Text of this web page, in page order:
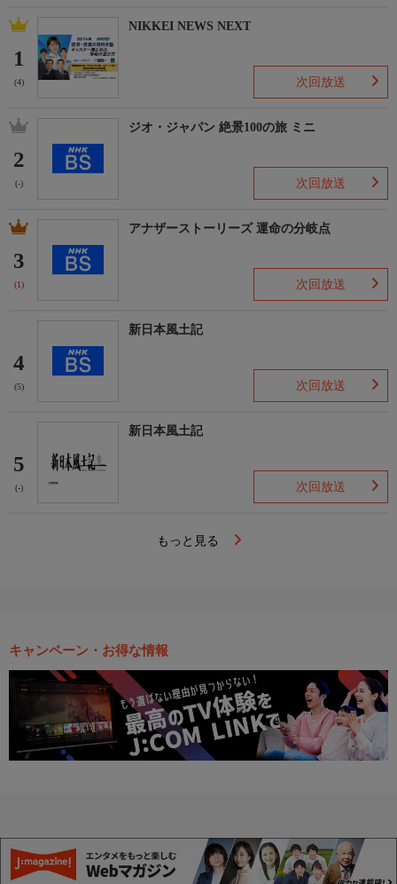
1
(4)
NIKKEI NEWS NEXT
次回放送
2
(-)
ジオ・ジャパン 絶景100の旅 ミニ
次回放送
3
(1)
アナザーストーリーズ 運命の分岐点
次回放送
4
(5)
新日本風土記
次回放送
5
(-)
新日本風土記
次回放送
もっと見る
キャンペーン・お得な情報